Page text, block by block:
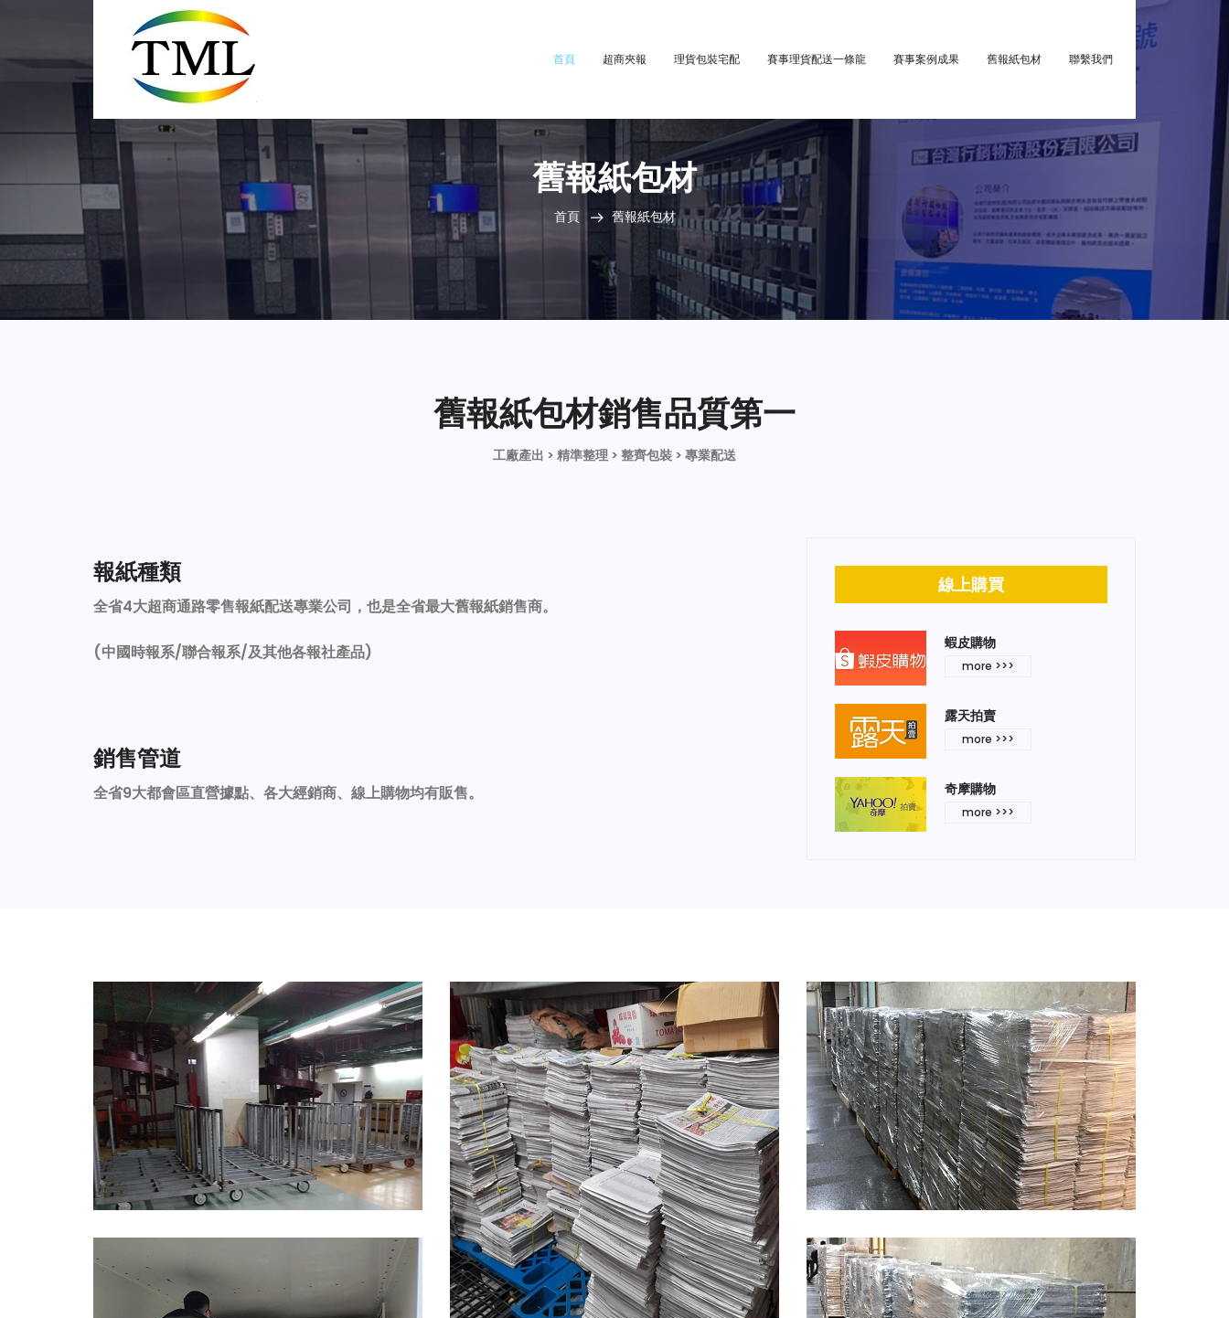
首頁 超商夾報 理貨包裝宅配 賽事理貨配送一條龍 賽事案例成果 舊報紙包材 聯繫我們
舊報紙包材
首頁 舊報紙包材
舊報紙包材銷售品質第一
工廠產出 > 精準整理 > 整齊包裝 > 專業配送
報紙種類
全省4大超商通路零售報紙配送專業公司，也是全省最大舊報紙銷售商。
(中國時報系/聯合報系/及其他各報社產品)
銷售管道
全省9大都會區直營據點、各大經銷商、線上購物均有販售。
線上購買
蝦皮購物
more >>>
露天拍賣
more >>>
奇摩購物
more >>>